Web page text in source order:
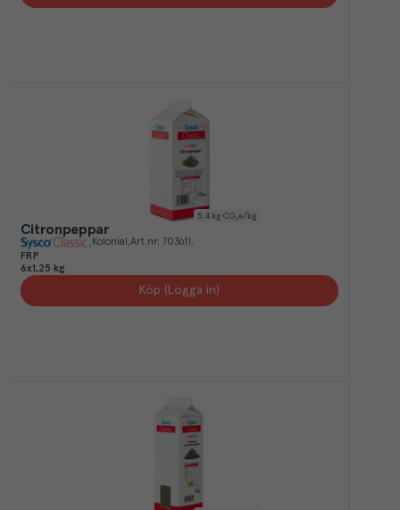
5.4 kg CO₂e/kg
Citronpeppar
Kolonial Art.nr. 703611
FRP
6x1,25 kg
Köp (Logga in)